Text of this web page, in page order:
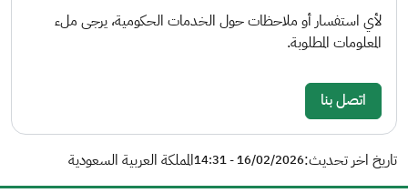
لأي استفسار أو ملاحظات حول الخدمات الحكومية، يرجى ملء
المعلومات المطلوبة.
اتصل بنا
تاريخ اخر تحديث:16/02/2026 - 14:31 المملكة العربية السعودية